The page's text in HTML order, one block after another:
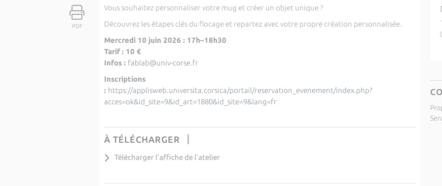
PDF
Vous souhaitez personnaliser votre mug et créer un objet unique ?
Découvrez les étapes clés du flocage et repartez avec votre propre création personnalisée.
Mercredi 10 juin 2026 : 17h–18h30
Tarif : 10 €
Infos : fablab@univ-corse.fr
Inscriptions
: https://applisweb.universita.corsica/portail/reservation_evenement/index.php?
acces=ok&id_site=9&id_art=1880&id_site=9&lang=fr
À TÉLÉCHARGER
Télécharger l'affiche de l'atelier